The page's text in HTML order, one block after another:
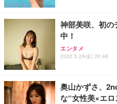
神部美咲、初の
中！
エンタメ
2020.5.29(金) 20:48
奥山かずさ、
な“女性美×エ